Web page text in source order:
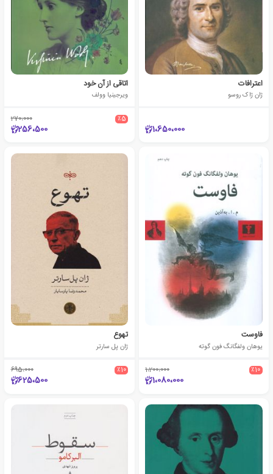
اعترافات
ژان ژاک روسو
1،650،000
اتاقی از آن خود
ویرجینیا وولف
٪5 270،000
256،500
فاوست
یوهان ولفگانگ فون گوته
٪10 1،200،000
1،080،000
تهوع
ژان پل سارتر
٪10 695،000
625،500